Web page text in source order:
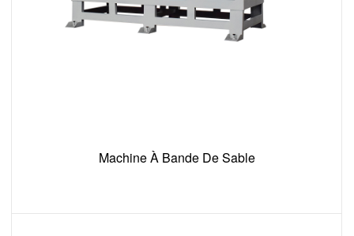
Machine À Bande De Sable